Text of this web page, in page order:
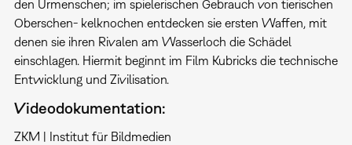
den Urmenschen; im spielerischen Gebrauch von tierischen
Oberschen- kelknochen entdecken sie ersten Waffen, mit
denen sie ihren Rivalen am Wasserloch die Schädel
einschlagen. Hiermit beginnt im Film Kubricks die technische
Entwicklung und Zivilisation.
Videodokumentation:
ZKM | Institut für Bildmedien